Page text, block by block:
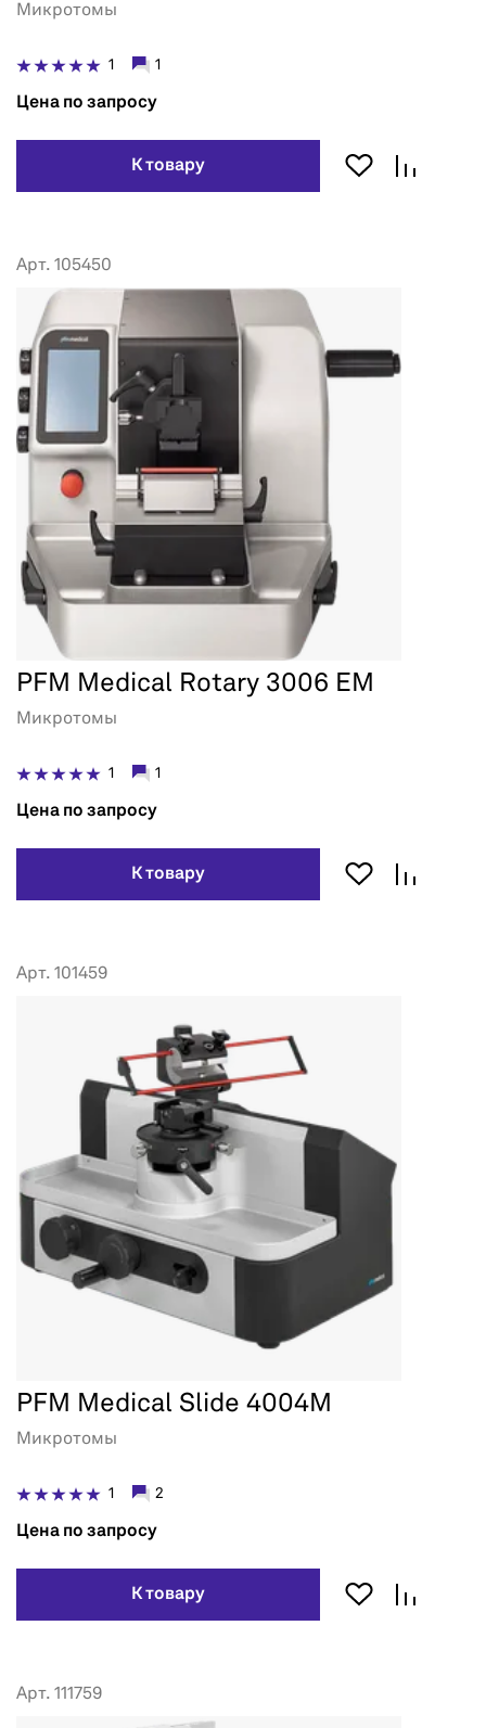
Микротомы
1 1
Цена по запросу
К товару
Арт. 105450
PFM Medical Rotary 3006 EM
Микротомы
1 1
Цена по запросу
К товару
Арт. 101459
PFM Medical Slide 4004M
Микротомы
1 2
Цена по запросу
К товару
Арт. 111759